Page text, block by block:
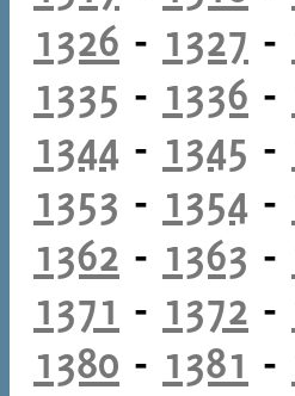
1326 - 1327 -
1335 - 1336 -
1344 - 1345 -
1353 - 1354 -
1362 - 1363 -
1371 - 1372 -
1380 - 1381 -